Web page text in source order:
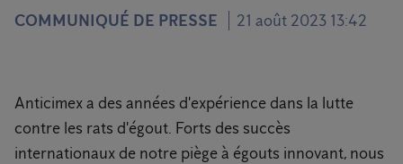
COMMUNIQUÉ DE PRESSE 21 août 2023 13:42
Anticimex a des années d'expérience dans la lutte
contre les rats d'égout. Forts des succès
internationaux de notre piège à égouts innovant, nous